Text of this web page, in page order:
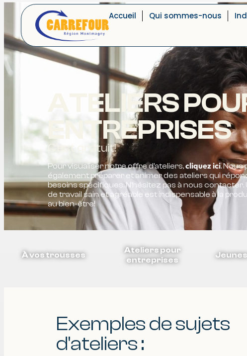
Accueil Qui sommes-nous
ATELIERS
ENTREPRISES
C'est gratuit!
Pour visualiser notre offre d’ateliers,cliquez ici. Nous
également préparer et animer des ateliers qui
besoins spécifiques. N’hésitez pas à nous contacter.
de travail sain et agréable est indispensable à la
au bien-être!
À vos trousses
Ateliers pour
entreprises
Exemples de sujets
d'ateliers :